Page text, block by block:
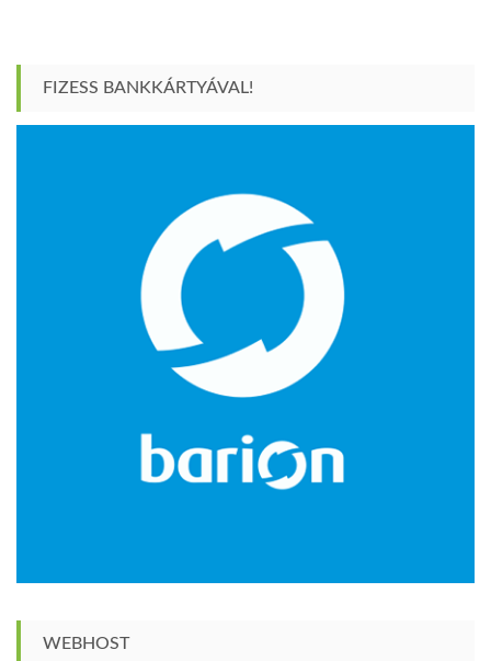
FIZESS BANKKÁRTYÁVAL!
WEBHOST